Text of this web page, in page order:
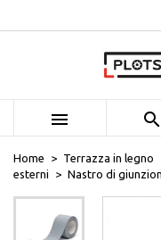
 
Home Terrazza in legno
esterni
Nastro di